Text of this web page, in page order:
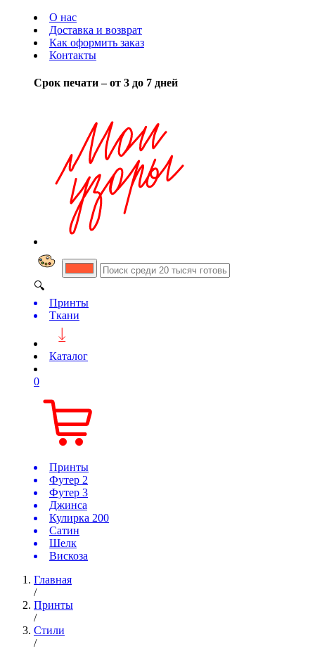
О нас
Доставка и возврат
Как оформить заказ
Контакты
Срок печати – от 3 до 7 дней
🔍
Принты
Ткани
Каталог
0
Принты
Футер 2
Футер 3
Джинса
Кулирка 200
Сатин
Шелк
Вискоза
Главная
/
Принты
/
Стили
/